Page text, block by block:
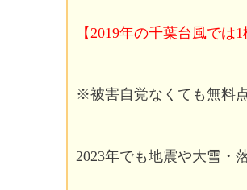
【2019年の千葉台風で
※被害自覚なくても無料
2023年でも地震や大雪・